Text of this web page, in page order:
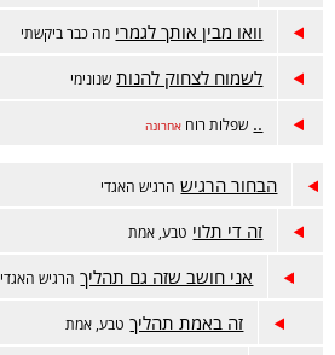
וואו מבין אותך לגמרי מה כבר ביקשתי
לשמוח לצחוק להנות שנונימי
.. שפלות רוח אחרונה
הבחור הרגיש הרגיש האגדי
זה די תלוי טבע, אמת
אני חושב שזה גם תהליך הרגיש האגדי
זה באמת תהליך טבע, אמת